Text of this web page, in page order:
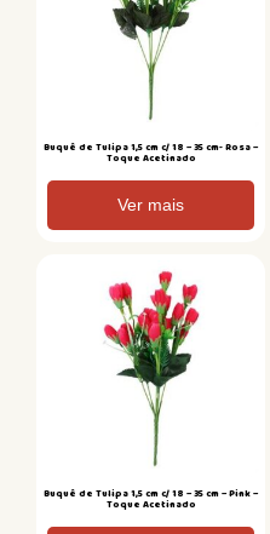
Buquê de Tulipa 1,5 cm c/ 18 – 35 cm- Rosa –
Toque Acetinado
Ver mais
Buquê de Tulipa 1,5 cm c/ 18 – 35 cm – Pink –
Toque Acetinado